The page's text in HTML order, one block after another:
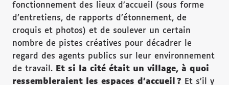
fonctionnement des lieux d’accueil (sous forme
d’entretiens, de rapports d’étonnement, de
croquis et photos) et de soulever un certain
nombre de pistes créatives pour décadrer le
regard des agents publics sur leur environnement
de travail. Et si la cité était un village, à quoi
ressembleraient les espaces d ’accueil ? Et s’il y